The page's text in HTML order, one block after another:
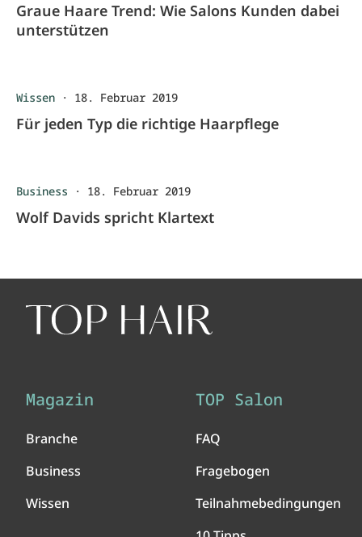
Graue Haare Trend: Wie Salons Kunden dabei
unterstützen
Wissen · 18. Februar 2019
Für jeden Typ die richtige Haarpflege
Business · 18. Februar 2019
Wolf Davids spricht Klartext
Magazin
Branche
Business
Wissen
TOP Salon
FAQ
Fragebogen
Teilnahmebedingungen